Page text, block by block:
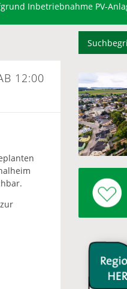
Inbetriebnahme PV-
12:00 U